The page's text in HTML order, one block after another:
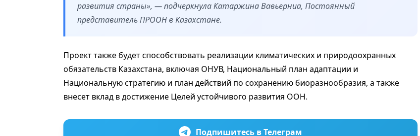
развития страны», — подчеркнула Катаржина Вавьерниа, Постоянный
представитель ПРООН в Казахстане.
Проект также будет способствовать реализации климатических и природоохранных
обязательств Казахстана, включая ОНУВ, Национальный план адаптации и
Национальную стратегию и план действий по сохранению биоразнообразия, а также
внесет вклад в достижение Целей устойчивого развития ООН.
Подпишитесь в Телеграм